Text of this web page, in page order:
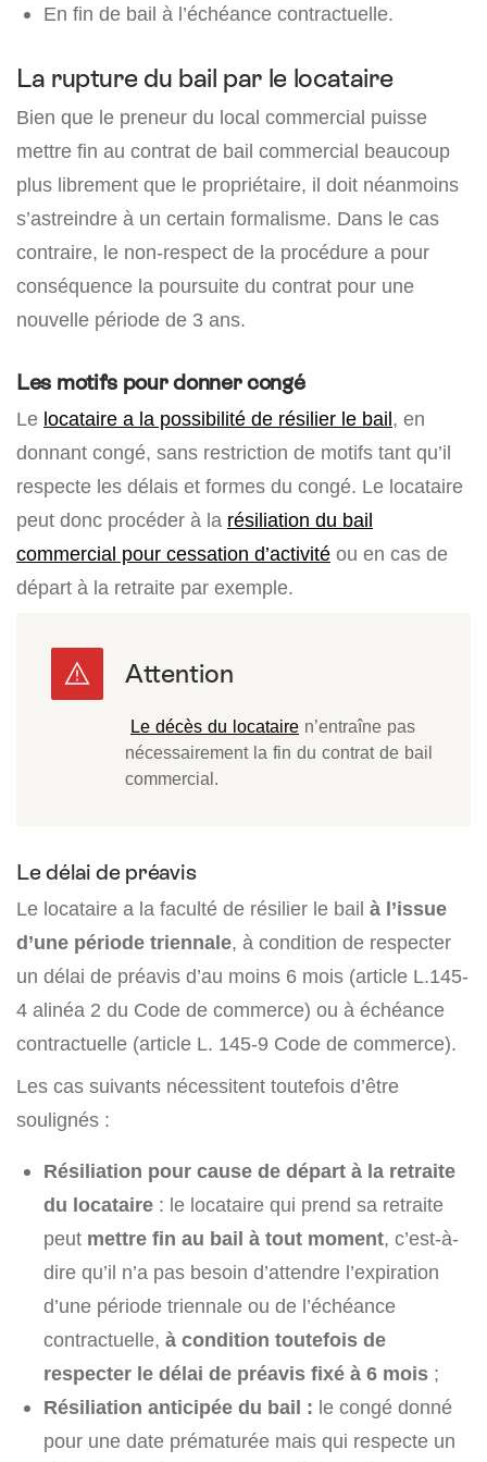
En fin de bail à l’échéance contractuelle.
La rupture du bail par le locataire
Bien que le preneur du local commercial puisse
mettre fin au contrat de bail commercial beaucoup
plus librement que le propriétaire, il doit néanmoins
s’astreindre à un certain formalisme. Dans le cas
contraire, le non-respect de la procédure a pour
conséquence la poursuite du contrat pour une
nouvelle période de 3 ans.
Les motifs pour donner congé
Le locataire a la possibilité de résilier le bail, en
donnant congé, sans restriction de motifs tant qu’il
respecte les délais et formes du congé. Le locataire
peut donc procéder à la résiliation du bail
commercial pour cessation d’activité ou en cas de
départ à la retraite par exemple.
Le décès du locataire n’entraîne pas
nécessairement la fin du contrat de bail
commercial.
Le délai de préavis
Le locataire a la faculté de résilier le bail à l’issue
d’une période triennale, à condition de respecter
un délai de préavis d’au moins 6 mois (article L.145-
4 alinéa 2 du Code de commerce) ou à échéance
contractuelle (article L. 145-9 Code de commerce).
Les cas suivants nécessitent toutefois d’être
soulignés :
Résiliation pour cause de départ à la retraite
du locataire : le locataire qui prend sa retraite
peut mettre fin au bail à tout moment, c’est-à-
dire qu’il n’a pas besoin d’attendre l’expiration
d’une période triennale ou de l’échéance
contractuelle, à condition toutefois de
respecter le délai de préavis fixé à 6 mois ;
Résiliation anticipée du bail : le congé donné
pour une date prématurée mais qui respecte un